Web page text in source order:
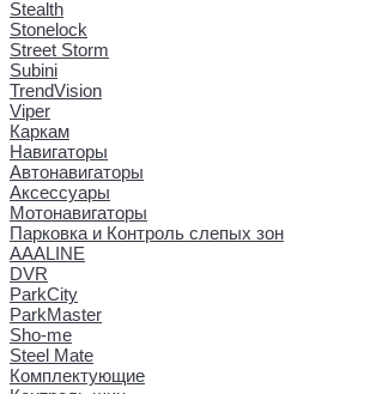
Stealth
Stonelock
Street Storm
Subini
TrendVision
Viper
Каркам
Навигаторы
Автонавигаторы
Аксессуары
Мотонавигаторы
Парковка и Контроль слепых зон
AAALINE
DVR
ParkCity
ParkMaster
Sho-me
Steel Mate
Комплектующие